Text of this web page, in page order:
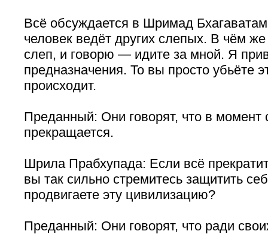
Всё обсуждается в Шримад
человек ведёт других слепых. В чём
слеп, и говорю — идите за мной. Я
предназначения. То вы просто убьёте
происходит.
Преданный: Они говорят, что в момент
прекращается.
Шрила Прабхупада: Если всё
вы так сильно стремитесь защитить
продвигаете эту цивилизацию?
Преданный: Они говорят, что ради